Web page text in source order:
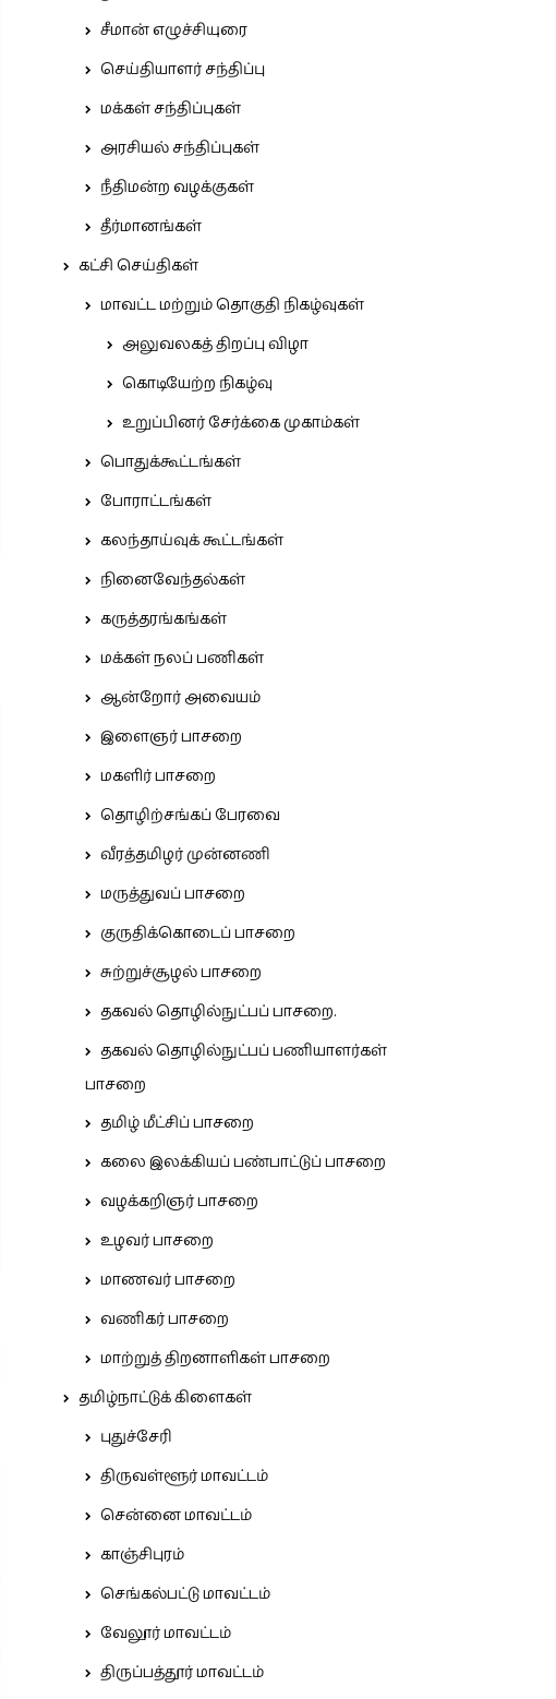
சீமான் எழுச்சியுரை
செய்தியாளர் சந்திப்பு
மக்கள் சந்திப்புகள்
அரசியல் சந்திப்புகள்
நீதிமன்ற வழக்குகள்
தீர்மானங்கள்
கட்சி செய்திகள்
மாவட்ட மற்றும் தொகுதி நிகழ்வுகள்
அலுவலகத் திறப்பு விழா
கொடியேற்ற நிகழ்வு
உறுப்பினர் சேர்க்கை முகாம்கள்
பொதுக்கூட்டங்கள்
போராட்டங்கள்
கலந்தாய்வுக் கூட்டங்கள்
நினைவேந்தல்கள்
கருத்தரங்கங்கள்
மக்கள் நலப் பணிகள்
ஆன்றோர் அவையம்
இளைஞர் பாசறை
மகளிர் பாசறை
தொழிற்சங்கப் பேரவை
வீரத்தமிழர் முன்னணி
மருத்துவப் பாசறை
குருதிக்கொடைப் பாசறை
சுற்றுச்சூழல் பாசறை
தகவல் தொழில்நுட்பப் பாசறை.
தகவல் தொழில்நுட்பப் பணியாளர்கள்
பாசறை
தமிழ் மீட்சிப் பாசறை
கலை இலக்கியப் பண்பாட்டுப் பாசறை
வழக்கறிஞர் பாசறை
உழவர் பாசறை
மாணவர் பாசறை
வணிகர் பாசறை
மாற்றுத் திறனாளிகள் பாசறை
தமிழ்நாட்டுக் கிளைகள்
புதுச்சேரி
திருவள்ளூர் மாவட்டம்
சென்னை மாவட்டம்
காஞ்சிபுரம்
செங்கல்பட்டு மாவட்டம்
வேலூர் மாவட்டம்
திருப்பத்தூர் மாவட்டம்